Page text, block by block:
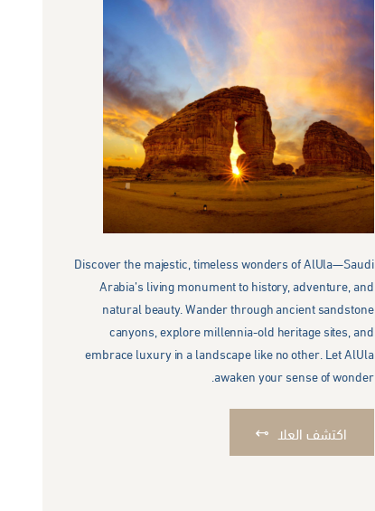
Discover the majestic, timeless wonders of AlUla—Saudi
Arabia’s living monument to history, adventure, and
natural beauty. Wander through ancient sandstone
canyons, explore millennia-old heritage sites, and
embrace luxury in a landscape like no other. Let AlUla
awaken your sense of wonder.
اكتشف العلا